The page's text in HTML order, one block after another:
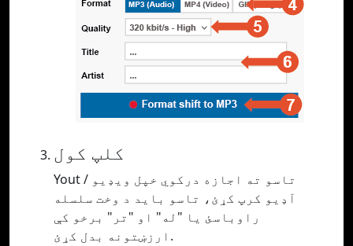
کلپ کول
Yout تاسو ته اجازه درکوي خپل ویډیو /
آډیو کرپ کړئ، تاسو باید د وخت سلسله
راوباسئ یا "له" او "تر" برخو کې
ارزښتونه بدل کړئ.